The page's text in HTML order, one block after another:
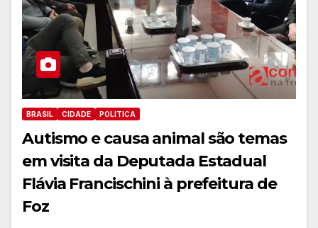
BRASIL CIDADE POLITICA
Autismo e causa animal são temas
em visita da Deputada Estadual
Flávia Francischini à prefeitura de
Foz